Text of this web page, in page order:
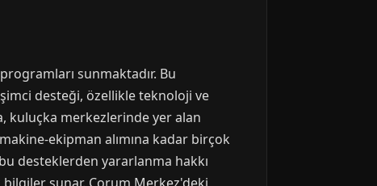
sunmaktadır. Bu
desteği, özellikle teknoloji ve
kuluçka merkezlerinde yer alan
ekipman alımına kadar birçok
desteklerden yararlanma hakkı